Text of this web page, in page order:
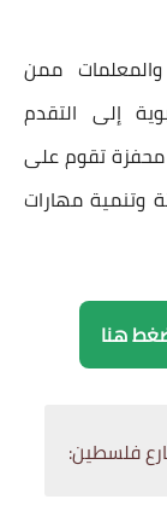
ممن
إلى التقدم
محفزة تقوم على
وتنمية مهارات
هنا
فلسطين: